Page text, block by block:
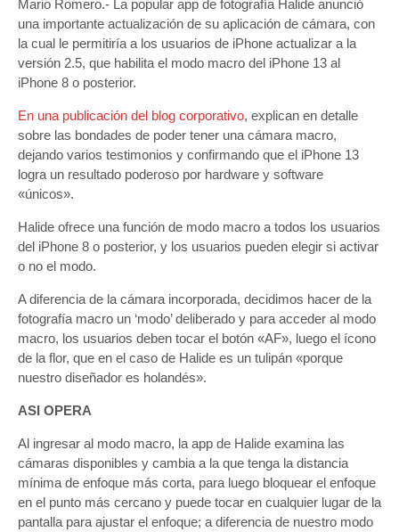
Mario Romero.- La popular app de fotografía Halide anunció
una importante actualización de su aplicación de cámara, con
la cual le permitiría a los usuarios de iPhone actualizar a la
versión 2.5, que habilita el modo macro del iPhone 13 al
iPhone 8 o posterior.
En una publicación del blog corporativo, explican en detalle
sobre las bondades de poder tener una cámara macro,
dejando varios testimonios y confirmando que el iPhone 13
logra un resultado poderoso por hardware y software
«únicos».
Halide ofrece una función de modo macro a todos los usuarios
del iPhone 8 o posterior, y los usuarios pueden elegir si activar
o no el modo.
A diferencia de la cámara incorporada, decidimos hacer de la
fotografía macro un ‘modo’ deliberado y para acceder al modo
macro, los usuarios deben tocar el botón «AF», luego el ícono
de la flor, que en el caso de Halide es un tulipán «porque
nuestro diseñador es holandés».
ASI OPERA
Al ingresar al modo macro, la app de Halide examina las
cámaras disponibles y cambia a la que tenga la distancia
mínima de enfoque más corta, para luego bloquear el enfoque
en el punto más cercano y puede tocar en cualquier lugar de la
pantalla para ajustar el enfoque; a diferencia de nuestro modo